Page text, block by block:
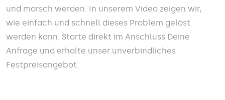
und morsch werden. In unserem Video zeigen wir,
wie einfach und schnell dieses Problem gelöst
werden kann. Starte direkt im Anschluss Deine
Anfrage und erhalte unser unverbindliches
Festpreisangebot.